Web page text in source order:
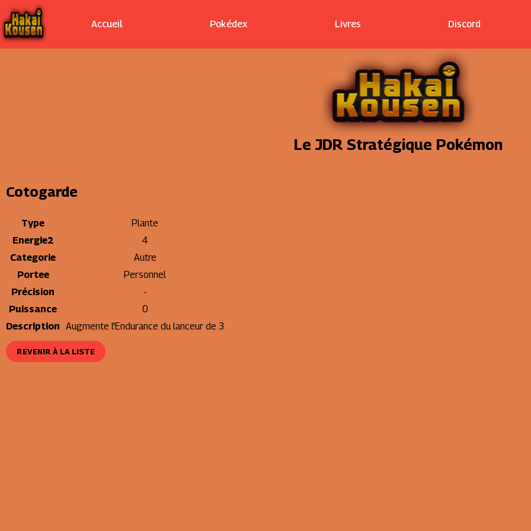
Accueil Pokédex Livres Discord
Le JDR Stratégique Pokémon
Cotogarde
Type
Plante
Energie2
4
Categorie
Autre
Portee
Personnel
Précision
-
Puissance
0
Description Augmente l'Endurance du lanceur de 3
REVENIR À LA LISTE